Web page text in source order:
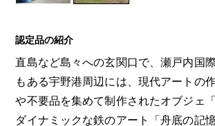
ふるさとあっ晴れ認定とは デジタルカタ
認定品の紹介
直島など島々への玄関口で、瀬戸内国
もある宇野港周辺には、現代アートの
や不要品を集めて制作されたオブジェ
ダイナミックな鉄のアート「舟底の記